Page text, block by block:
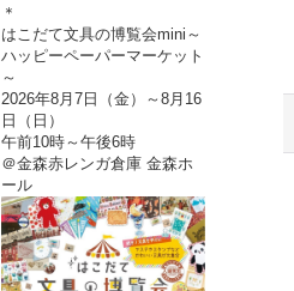
＊
はこだて文具の博覧会mini～
ハッピーペーパーマーケット
～
2026年8月7日（金）～8月16
日（日）
午前10時～午後6時
＠金森赤レンガ倉庫 金森ホ
ール